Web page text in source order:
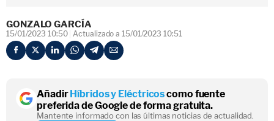
GONZALO GARCÍA
15/01/2023 10:50 Actualizado a 15/01/2023 10:51
AñadirHíbridos y Eléctricoscomo fuente
preferida de Google de forma gratuita.
Mantente informado con las últimas noticias de actualidad.